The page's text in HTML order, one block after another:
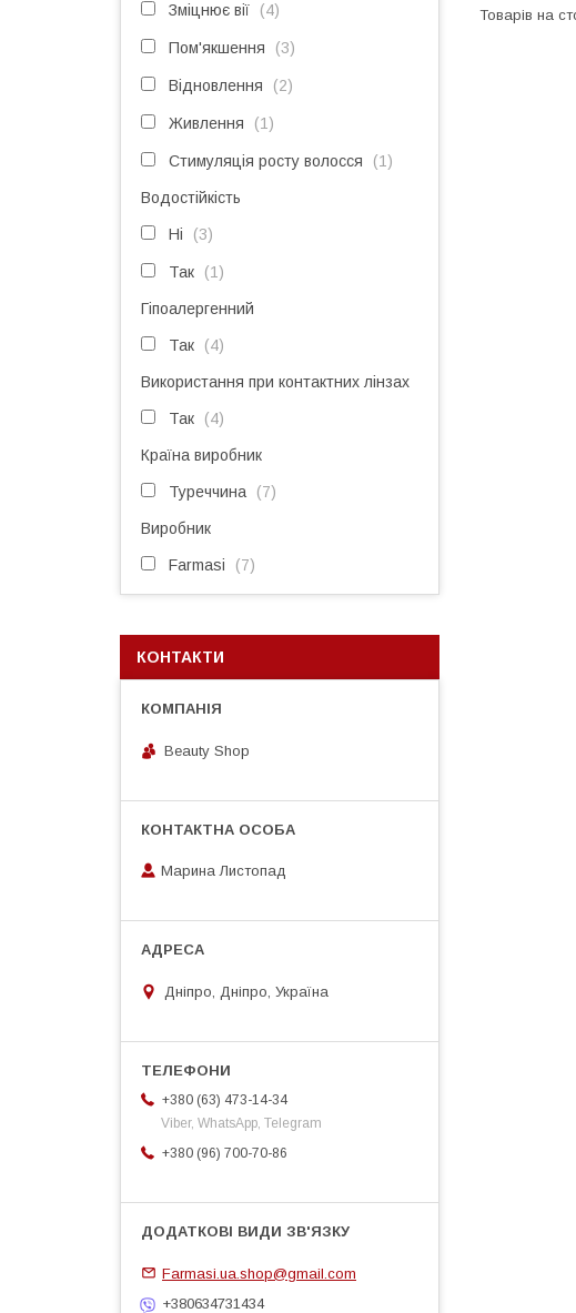
Зміцнює вії 4
Пом'якшення 3
Відновлення 2
Живлення 1
Стимуляція росту волосся 1
Водостійкість
Ні 3
Так 1
Гіпоалергенний
Так 4
Використання при контактних лінзах
Так 4
Країна виробник
Туреччина 7
Виробник
Farmasi 7
КОНТАКТИ
Beauty Shop
Марина Листопад
Дніпро, Дніпро, Україна
+380 (63) 473-14-34
Viber, WhatsApp, Telegram
+380 (96) 700-70-86
Farmasi.ua.shop@gmail.com
+380634731434